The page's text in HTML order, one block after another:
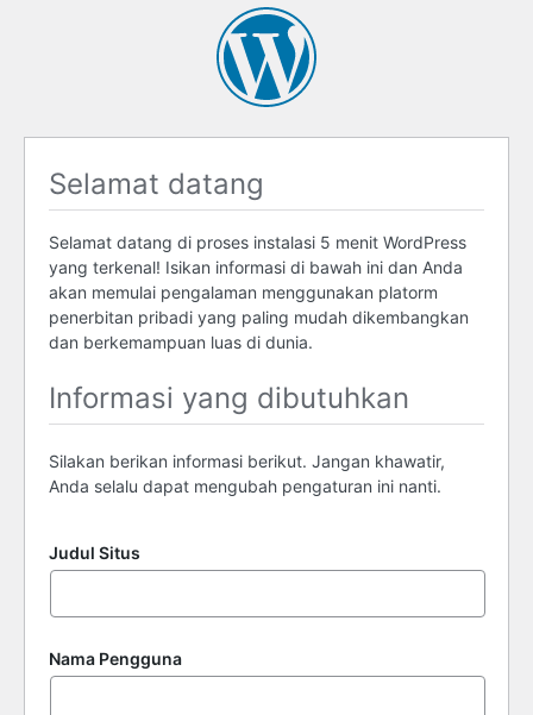
Selamat datang
Selamat datang di proses instalasi 5 menit WordPress
yang terkenal! Isikan informasi di bawah ini dan Anda
akan memulai pengalaman menggunakan platorm
penerbitan pribadi yang paling mudah dikembangkan
dan berkemampuan luas di dunia.
Informasi yang dibutuhkan
Silakan berikan informasi berikut. Jangan khawatir,
Anda selalu dapat mengubah pengaturan ini nanti.
Judul Situs
Nama Pengguna